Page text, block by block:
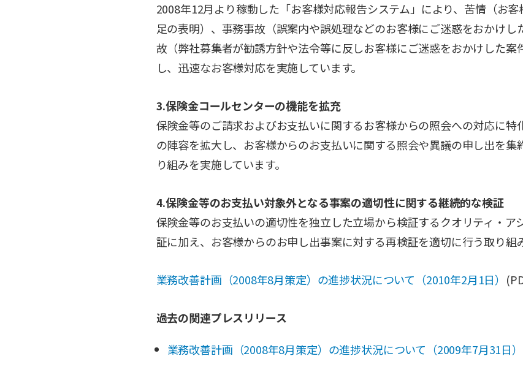
2008年12月より稼動した「お客様対応報告システム」により、苦情（お
足の表明）、事務事故（誤案内や誤処理などのお客様にご迷惑をおかけ
故（弊社募集者が勧誘方針や法令等に反しお客様にご迷惑をおかけした案
し、迅速なお客様対応を実施しています。
3.保険金コールセンターの機能を拡充
保険金等のご請求およびお支払いに関するお客様からの照会への対応に特
の陣容を拡大し、お客様からのお支払いに関する照会や異議の申し出を集
り組みを実施しています。
4.保険金等のお支払い対象外となる事案の適切性に関する継続的な検証
保険金等のお支払いの適切性を独立した立場から検証するクオリティ・ア
証に加え、お客様からのお申し出事案に対する再検証を適切に行う取り組
業務改善計画（2008年8月策定）の進捗状況について（2010年2月1日）
過去の関連プレスリリース
業務改善計画（2008年8月策定）の進捗状況について（2009年7月31日）